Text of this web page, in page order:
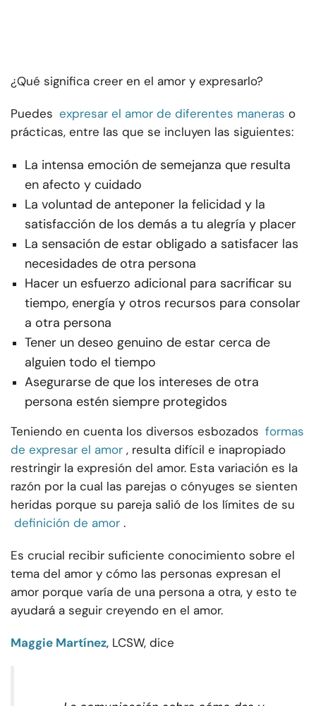
¿Qué significa creer en el amor y expresarlo?
Puedes expresar el amor de diferentes maneras o
prácticas, entre las que se incluyen las siguientes:
La intensa emoción de semejanza que resulta
en afecto y cuidado
La voluntad de anteponer la felicidad y la
satisfacción de los demás a tu alegría y placer
La sensación de estar obligado a satisfacer las
necesidades de otra persona
Hacer un esfuerzo adicional para sacrificar su
tiempo, energía y otros recursos para consolar
a otra persona
Tener un deseo genuino de estar cerca de
alguien todo el tiempo
Asegurarse de que los intereses de otra
persona estén siempre protegidos
Teniendo en cuenta los diversos esbozados formas
de expresar el amor , resulta difícil e inapropiado
restringir la expresión del amor. Esta variación es la
razón por la cual las parejas o cónyuges se sienten
heridas porque su pareja salió de los límites de su
definición de amor .
Es crucial recibir suficiente conocimiento sobre el
tema del amor y cómo las personas expresan el
amor porque varía de una persona a otra, y esto te
ayudará a seguir creyendo en el amor.
Maggie Martínez, LCSW, dice